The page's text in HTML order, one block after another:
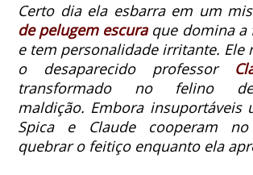
Certo dia ela esbarra em um
de pelugem escuraque domina a
e tem personalidade irritante. Ele
o desaparecido professor
transformado no felino
maldição. Embora insuportáveis
Spica e Claude cooperam
quebrar o feitiço enquanto ela